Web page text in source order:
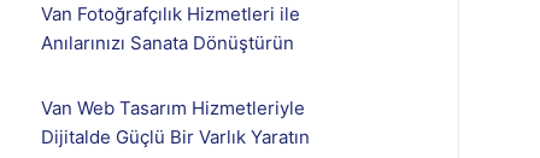
Van Fotoğrafçılık Hizmetleri ile
Anılarınızı Sanata Dönüştürün
Van Web Tasarım Hizmetleriyle
Dijitalde Güçlü Bir Varlık Yaratın